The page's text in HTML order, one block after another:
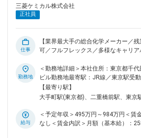
三菱ケミカル株式会社
正社員
仕事
【業界最大手の総合化学メーカー／
可／フルフレックス／多様なキャリア
を想定しています。 （1） 報酬（
ッション：グローバルでの報酬・処遇
争力ある報酬で優秀な人材を惹きつけ
報酬制度・処遇の市場分析、ベンチマ
度の見直し・運用 ・グローバルグレ
に関わるデータ作成・調整 ※将来的に
勤務地
＜勤務地詳細＞本社住所：東京都千
ビル勤務地最寄駅：JR線／東京駅受
煙変更の範囲：会社の定める事業所（
【最寄り駅】
大手町駅(東京都)、二重橋前駅、東京
給与
＜予定年収＞495万円～984万円＜賃
なし＜賃金内訳＞月額（基本給）：